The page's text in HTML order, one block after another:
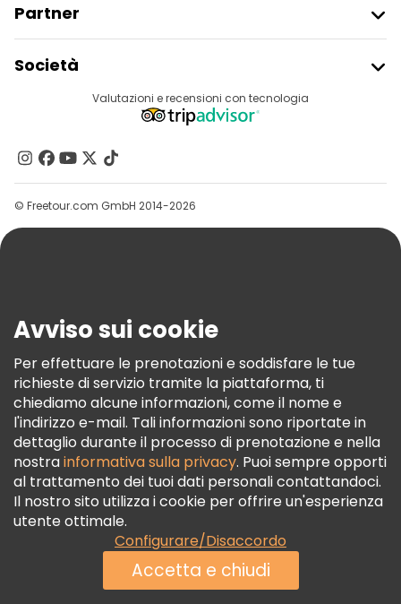
Partner
Accesso Del Fornitore
Programma Di Affiliazione
Società
Destinazioni
Contattaci
Gruppi
Aiuto
Termini E Condizioni
Informativa Sui Cookie
Freetour Premi
Programma Di Fidelizzazione
Valutazioni e recensioni con tecnologia
© Freetour.com GmbH 2014-2026
Avviso sui cookie
Per effettuare le prenotazioni e soddisfare le tue
richieste di servizio tramite la piattaforma, ti
chiediamo alcune informazioni, come il nome e
l'indirizzo e-mail. Tali informazioni sono riportate in
dettaglio durante il processo di prenotazione e nella
nostrainformativa sulla privacy. Puoi sempre opporti
al trattamento dei tuoi dati personali contattandoci.
Il nostro sito utilizza i cookie per offrire un'esperienza
utente ottimale.
Configurare/Disaccordo
Accetta e chiudi